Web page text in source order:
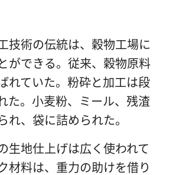
技術の伝統は、穀物工場に
ができる。従来、穀物原料
れていた。粉砕と加工は段
た。小麦粉、ミール、残渣
れ、袋に詰められた。
生地仕上げは広く使われて
材料は、重力の助けを借り